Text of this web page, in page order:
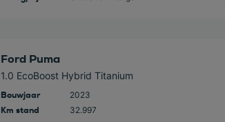
Ford Puma
1.0 EcoBoost Hybrid Titanium
Bouwjaar 2023
Km stand 32.997